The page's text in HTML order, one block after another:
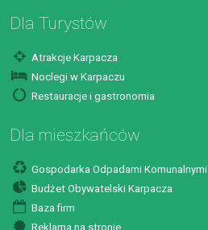
Dla Turystów
Atrakcje Karpacza
Noclegi w Karpaczu
Restauracje i gastronomia
Dla mieszkańców
Gospodarka Odpadami Komunalnymi
Budżet Obywatelski Karpacza
Baza firm
Reklama na stronie